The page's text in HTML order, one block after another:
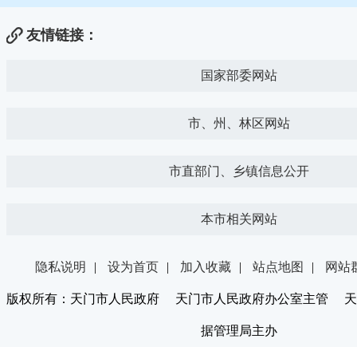
友情链接：
国家部委网站
市、州、林区网站
市直部门、乡镇信息公开
本市相关网站
隐私说明 | 设为首页 | 加入收藏 | 站点地图 | 网站
版权所有：天门市人民政府 天门市人民政府办公室主管 天
据管理局主办